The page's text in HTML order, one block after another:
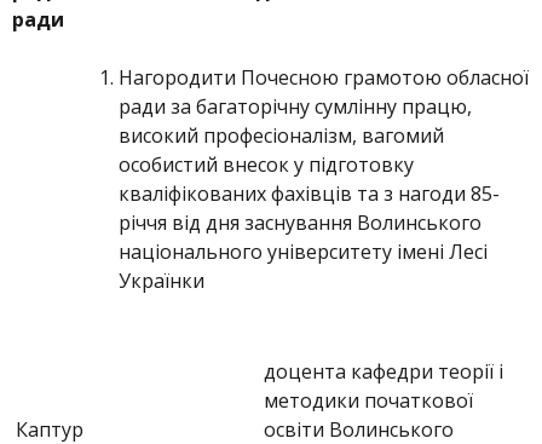
ради
Нагородити Почесною грамотою обласної
ради за багаторічну сумлінну працю,
високий професіоналізм, вагомий
особистий внесок у підготовку
кваліфікованих фахівців та з нагоди 85-
річчя від дня заснування Волинського
національного університету імені Лесі
Українки
Каптур
доцента кафедри теорії і
методики початкової
освіти Волинського